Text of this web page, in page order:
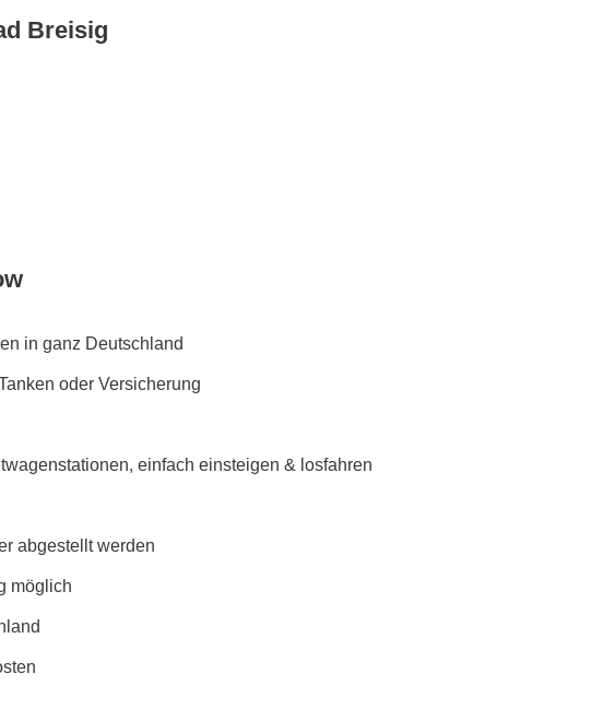
Breisig
in ganz Deutschland
oder Versicherung
einfach einsteigen & losfahren
abgestellt werden
möglich